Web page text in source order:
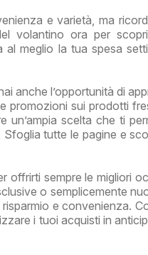
e varietà, ma
volantino ora per
meglio la tua spesa
anche l’opportunità di
promozioni sui prodotti
un’ampia scelta che ti
tutte le pagine e
offrirti sempre le migliori
o semplicemente
e convenienza.
i tuoi acquisti in